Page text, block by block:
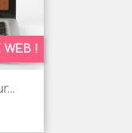
WEB !